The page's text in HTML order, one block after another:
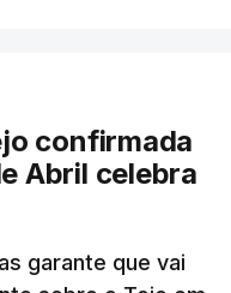
confirmada
Abril celebra
garante que vai